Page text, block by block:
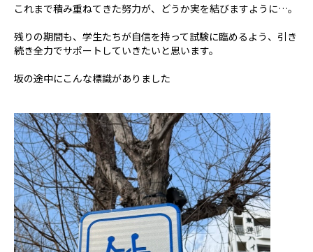
これまで積み重ねてきた努力が、どうか実を結びますように…。
残りの期間も、学生たちが自信を持って試験に臨めるよう、引き
続き全力でサポートしていきたいと思います。
坂の途中にこんな標識がありました